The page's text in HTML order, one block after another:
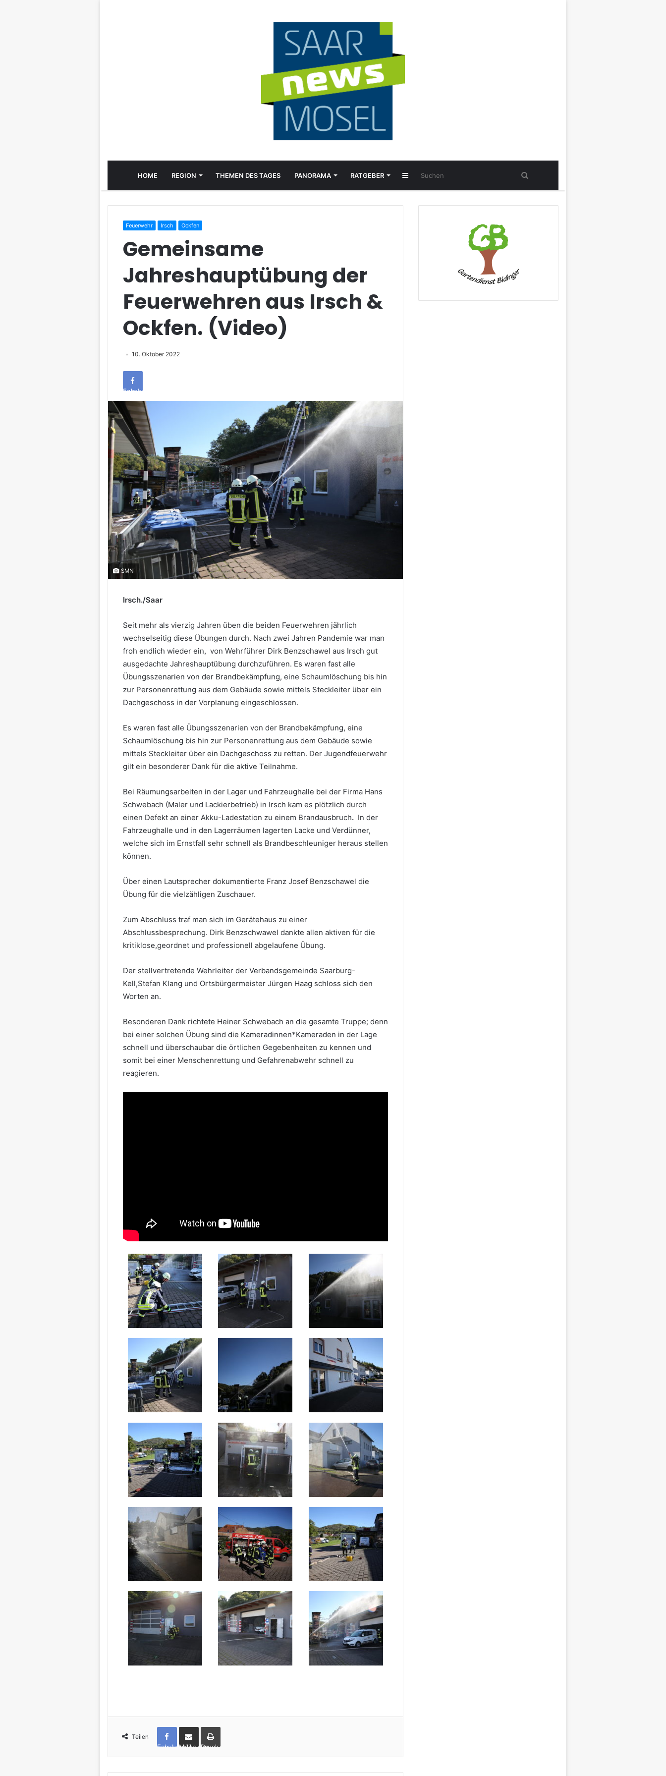
HOME REGION THEMEN DES TAGES PANORAMA RATGEBER Sidebar
Feuerwehr Irsch Ockfen
Gemeinsame
Jahreshauptübung der
Feuerwehren aus Irsch &
Ockfen. (Video)
10. Oktober 2022
Facebook
SMN
Irsch./Saar
Seit mehr als vierzig Jahren üben die beiden Feuerwehren jährlich
wechselseitig diese Übungen durch. Nach zwei Jahren Pandemie war man
froh endlich wieder ein, von Wehrführer Dirk Benzschawel aus Irsch gut
ausgedachte Jahreshauptübung durchzuführen. Es waren fast alle
Übungsszenarien von der Brandbekämpfung, eine Schaumlöschung bis hin
zur Personenrettung aus dem Gebäude sowie mittels Steckleiter über ein
Dachgeschoss in der Vorplanung eingeschlossen.
Es waren fast alle Übungsszenarien von der Brandbekämpfung, eine
Schaumlöschung bis hin zur Personenrettung aus dem Gebäude sowie
mittels Steckleiter über ein Dachgeschoss zu retten. Der Jugendfeuerwehr
gilt ein besonderer Dank für die aktive Teilnahme.
Bei Räumungsarbeiten in der Lager und Fahrzeughalle bei der Firma Hans
Schwebach (Maler und Lackierbetrieb) in Irsch kam es plötzlich durch
einen Defekt an einer Akku-Ladestation zu einem Brandausbruch. In der
Fahrzeughalle und in den Lagerräumen lagerten Lacke und Verdünner,
welche sich im Ernstfall sehr schnell als Brandbeschleuniger heraus stellen
können.
Über einen Lautsprecher dokumentierte Franz Josef Benzschawel die
Übung für die vielzähligen Zuschauer.
Zum Abschluss traf man sich im Gerätehaus zu einer
Abschlussbesprechung. Dirk Benzschwawel dankte allen aktiven für die
kritiklose,geordnet und professionell abgelaufene Übung.
Der stellvertretende Wehrleiter der Verbandsgemeinde Saarburg-
Kell,Stefan Klang und Ortsbürgermeister Jürgen Haag schloss sich den
Worten an.
Besonderen Dank richtete Heiner Schwebach an die gesamte Truppe; denn
bei einer solchen Übung sind die Kameradinnen*Kameraden in der Lage
schnell und überschaubar die örtlichen Gegebenheiten zu kennen und
somit bei einer Menschenrettung und Gefahrenabwehr schnell zu
reagieren.
Teilen
Facebook per Mail teilen Drucken